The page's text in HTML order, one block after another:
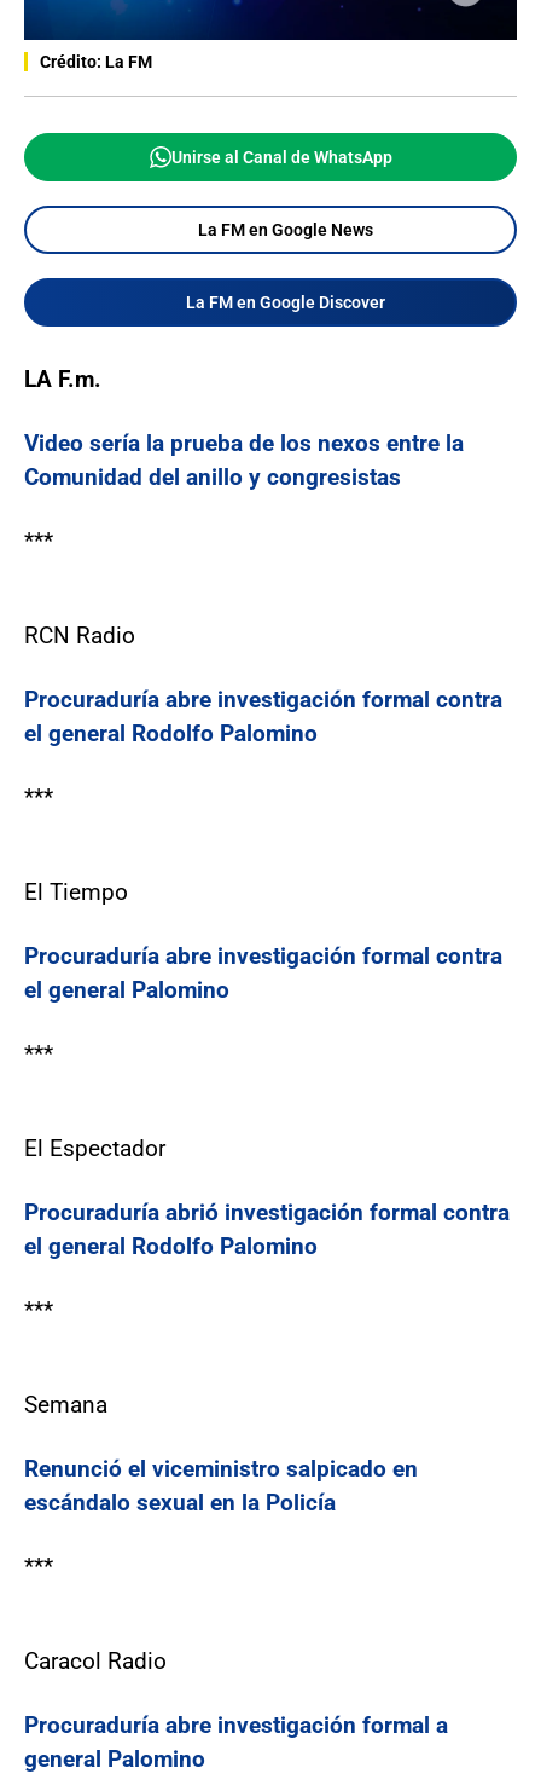
Crédito: La FM
Unirse al Canal de WhatsApp
La FM en Google News
La FM en Google Discover
LA F.m.
Video sería la prueba de los nexos entre la
Comunidad del anillo y congresistas
***
RCN Radio
Procuraduría abre investigación formal contra
el general Rodolfo Palomino
***
El Tiempo
Procuraduría abre investigación formal contra
el general Palomino
***
El Espectador
Procuraduría abrió investigación formal contra
el general Rodolfo Palomino
***
Semana
Renunció el viceministro salpicado en
escándalo sexual en la Policía
***
Caracol Radio
Procuraduría abre investigación formal a
general Palomino